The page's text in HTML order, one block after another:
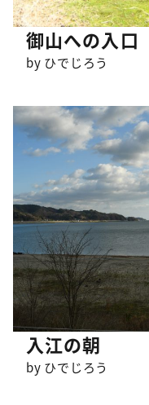
御山への入口
by ひでじろう
入江の朝
by ひでじろう